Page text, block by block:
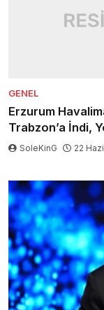
GENEL
Erzurum
Trabzon’a İndi,
SoleKinG 22